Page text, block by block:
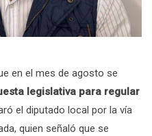
en el mes de agosto se
legislativa para regular
el diputado local por la vía
quien señaló que se